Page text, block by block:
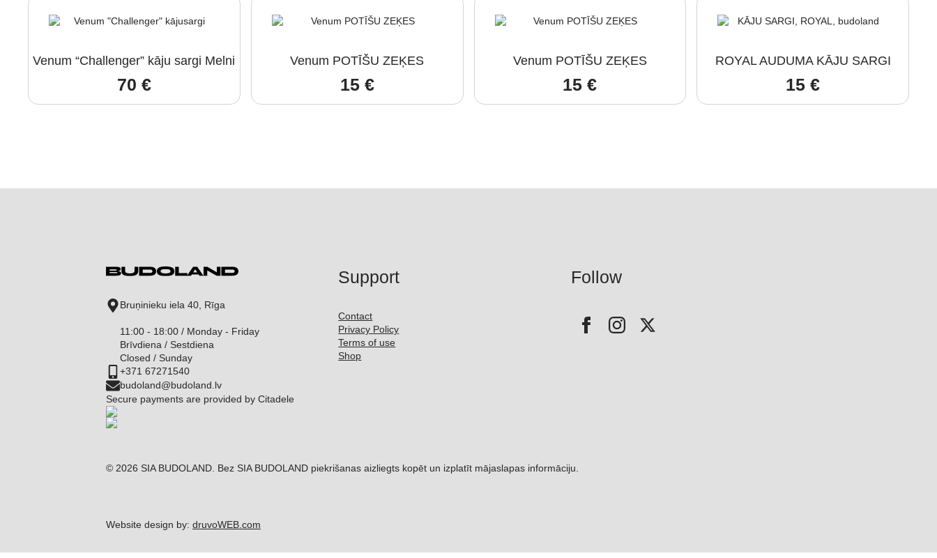
Venum “Challenger” kāju sargi Melni
70 €
Venum POTĪŠU ZEĶES
15 €
Venum POTĪŠU ZEĶES
15€
ROYAL AUDUMA KĀJU SARGI
15€
Bruņinieku iela 40, Rīga
11:00 - 18:00 / Monday - Friday
Brīvdiena / Sestdiena
Closed / Sunday
+371 67271540
budoland@budoland.lv
Support
Contact
Privacy Policy
Terms of use
Shop
Follow
Secure payments are provided by Citadele
© 2026 SIA BUDOLAND. Bez SIA BUDOLAND piekrišanas aizliegts kopēt un izplatīt mājaslapas informāciju.
Website design by: druvoWEB.com